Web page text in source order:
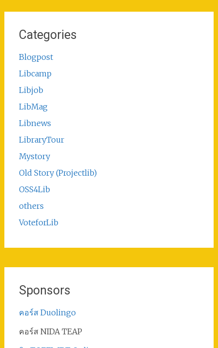
Categories
Blogpost
Libcamp
Libjob
LibMag
Libnews
LibraryTour
Mystory
Old Story (Projectlib)
OSS4Lib
others
VoteforLib
Sponsors
คอร์ส Duolingo
คอร์ส NIDA TEAP